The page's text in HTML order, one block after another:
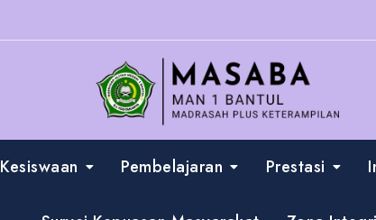
Kesiswaan Pembelajaran Prestasi